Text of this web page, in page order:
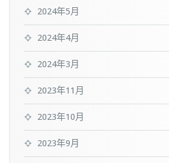
2024年5月
2024年4月
2024年3月
2023年11月
2023年10月
2023年9月